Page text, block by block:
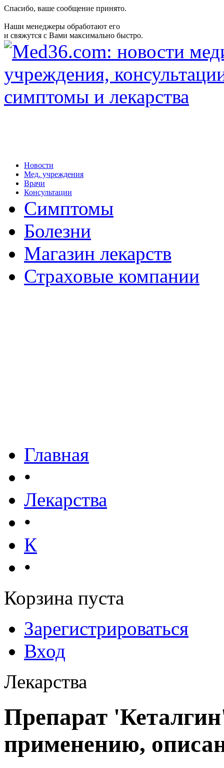
Спасибо, ваше сообщение принято.
Наши менеджеры обработают его
и свяжутся с Вами максимально быстро.
Новости
Мед. учреждения
Врачи
Консультации
Симптомы
Болезни
Магазин лекарств
Страховые компании
Главная
•
Лекарства
•
К
•
Корзина пуста
Зарегистрироваться
Вход
Лекарства
Препарат
применению,